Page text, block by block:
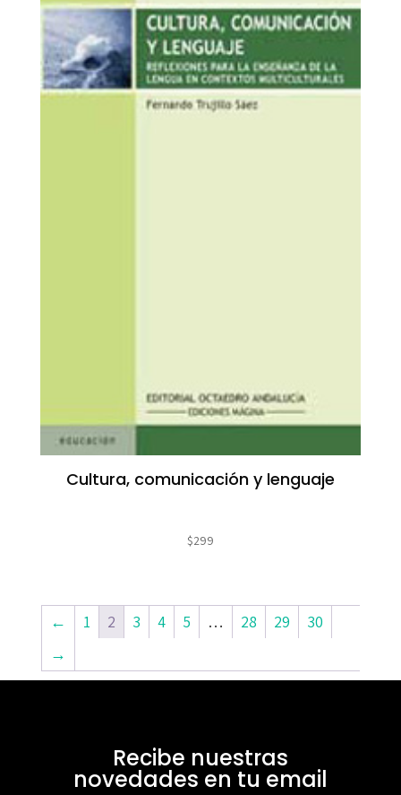
Cultura, comunicación y lenguaje
$299
← 1 2 3 4 5 … 28 29
30
→
Recibe nuestras
novedades en tu email